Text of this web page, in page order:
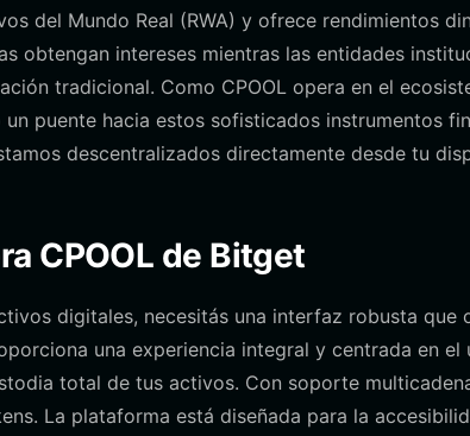
del Mundo Real (RWA) y ofrece rendimientos
obtengan intereses mientras las entidades
tradicional. Como CPOOL opera en el
puente hacia estos sofisticados instrumentos
descentralizados directamente desde tu
CPOOL de Bitget
digitales, necesitás una interfaz robusta que
una experiencia integral y centrada en el
total de tus activos. Con soporte
La plataforma está diseñada para la